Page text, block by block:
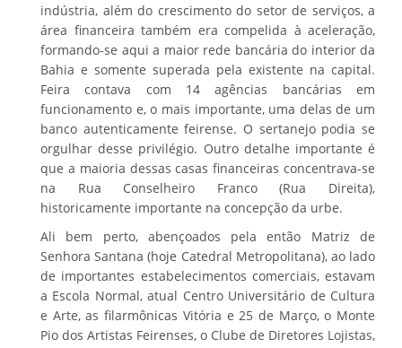
indústria, além do crescimento do setor de serviços, a
área financeira também era compelida à aceleração,
formando-se aqui a maior rede bancária do interior da
Bahia e somente superada pela existente na capital.
Feira contava com 14 agências bancárias em
funcionamento e, o mais importante, uma delas de um
banco autenticamente feirense. O sertanejo podia se
orgulhar desse privilégio. Outro detalhe importante é
que a maioria dessas casas financeiras concentrava-se
na Rua Conselheiro Franco (Rua Direita),
historicamente importante na concepção da urbe.
Ali bem perto, abençoados pela então Matriz de
Senhora Santana (hoje Catedral Metropolitana), ao lado
de importantes estabelecimentos comerciais, estavam
a Escola Normal, atual Centro Universitário de Cultura
e Arte, as filarmônicas Vitória e 25 de Março, o Monte
Pio dos Artistas Feirenses, o Clube de Diretores Lojistas,